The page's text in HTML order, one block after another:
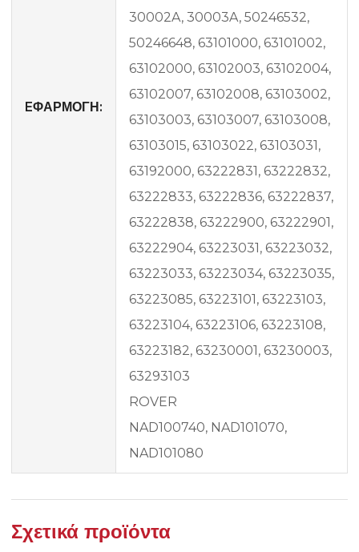
EΦΑΡΜΟΓΗ:
30002A, 30003A, 50246532,
50246648, 63101000, 63101002,
63102000, 63102003, 63102004,
63102007, 63102008, 63103002,
63103003, 63103007, 63103008,
63103015, 63103022, 63103031,
63192000, 63222831, 63222832,
63222833, 63222836, 63222837,
63222838, 63222900, 63222901,
63222904, 63223031, 63223032,
63223033, 63223034, 63223035,
63223085, 63223101, 63223103,
63223104, 63223106, 63223108,
63223182, 63230001, 63230003,
63293103
ROVER
NAD100740, NAD101070,
NAD101080
Σχετικά προϊόντα